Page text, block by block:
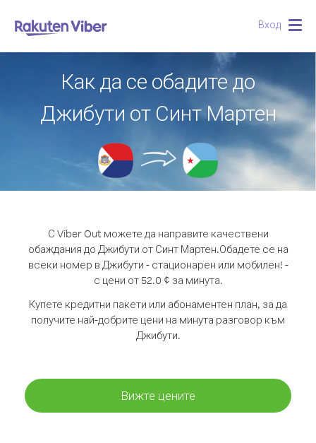
Вход
Как да се обадите до
Джибути от Синт Мартен
С Viber Out можете да направите качествени
обаждания до Джибути от Синт Мартен.Обадете се на
всеки номер в Джибути - стационарен или мобилен! -
с цени от 52.0 ¢ за минута.
Купете кредитни пакети или абонаментен план, за да
получите най-добрите цени на минута разговор към
Джибути.
Вижте цените